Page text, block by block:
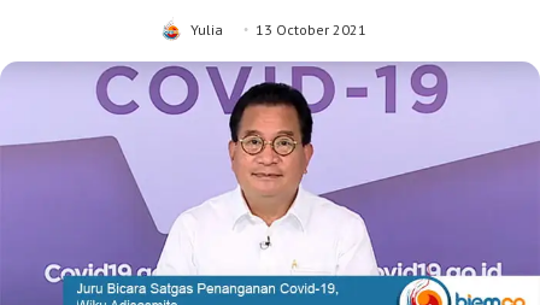
Yulia 13 October 2021